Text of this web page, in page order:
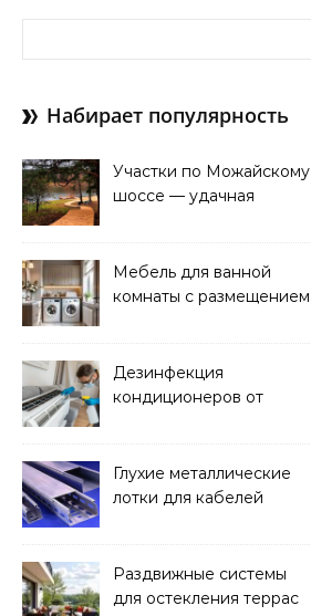
Набирает популярность
Участки по Можайскому
шоссе — удачная
Мебель для ванной
комнаты с размещением
Дезинфекция
кондиционеров от
Глухие металлические
лотки для кабелей
Раздвижные системы
для остекления террас